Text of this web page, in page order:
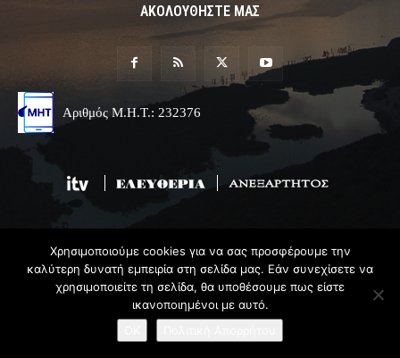
ΑΚΟΛΟΥΘΗΣΤΕ ΜΑΣ
Αριθμός Μ.Η.Τ.: 232376
© 2019 Epirus Online
Σχεδιασμός & ΑνάπτυξηAngel Web
Χρησιμοποιούμε cookies για να σας προσφέρουμε την
καλύτερη δυνατή εμπειρία στη σελίδα μας. Εάν συνεχίσετε να
χρησιμοποιείτε τη σελίδα, θα υποθέσουμε πως είστε
ικανοποιημένοι με αυτό.